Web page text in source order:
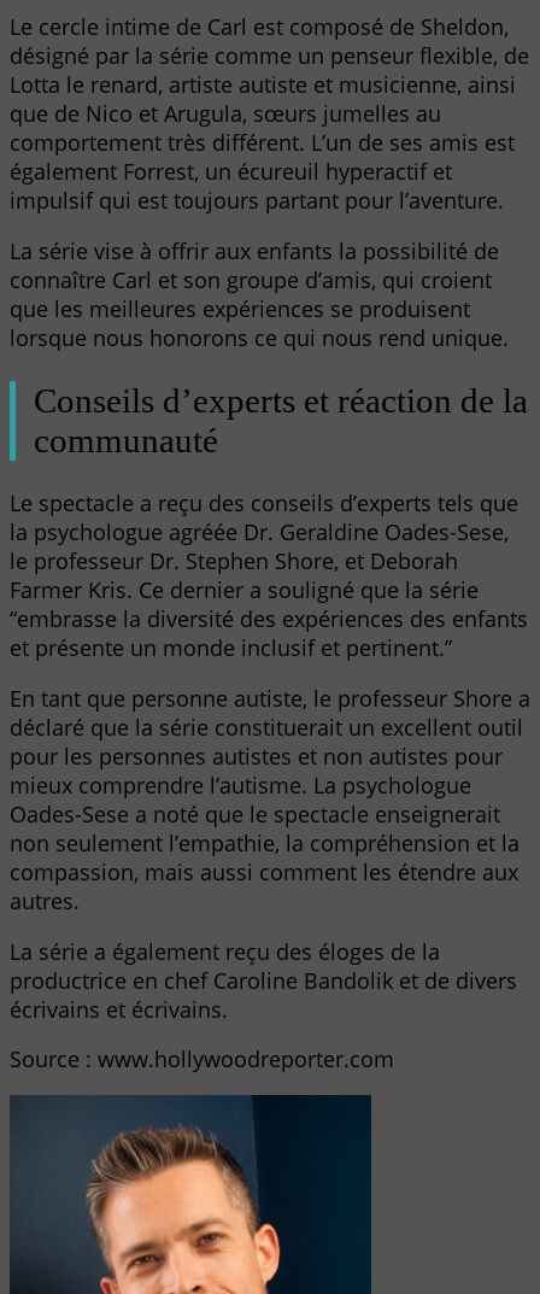
Le cercle intime de Carl est composé de Sheldon,
désigné par la série comme un penseur flexible, de
Lotta le renard, artiste autiste et musicienne, ainsi
que de Nico et Arugula, sœurs jumelles au
comportement très différent. L’un de ses amis est
également Forrest, un écureuil hyperactif et
impulsif qui est toujours partant pour l’aventure.
La série vise à offrir aux enfants la possibilité de
connaître Carl et son groupe d’amis, qui croient
que les meilleures expériences se produisent
lorsque nous honorons ce qui nous rend unique.
Conseils d’experts et réaction de la
communauté
Le spectacle a reçu des conseils d’experts tels que
la psychologue agréée Dr. Geraldine Oades-Sese,
le professeur Dr. Stephen Shore, et Deborah
Farmer Kris. Ce dernier a souligné que la série
“embrasse la diversité des expériences des enfants
et présente un monde inclusif et pertinent.”
En tant que personne autiste, le professeur Shore a
déclaré que la série constituerait un excellent outil
pour les personnes autistes et non autistes pour
mieux comprendre l’autisme. La psychologue
Oades-Sese a noté que le spectacle enseignerait
non seulement l’empathie, la compréhension et la
compassion, mais aussi comment les étendre aux
autres.
La série a également reçu des éloges de la
productrice en chef Caroline Bandolik et de divers
écrivains et écrivains.
Source : www.hollywoodreporter.com